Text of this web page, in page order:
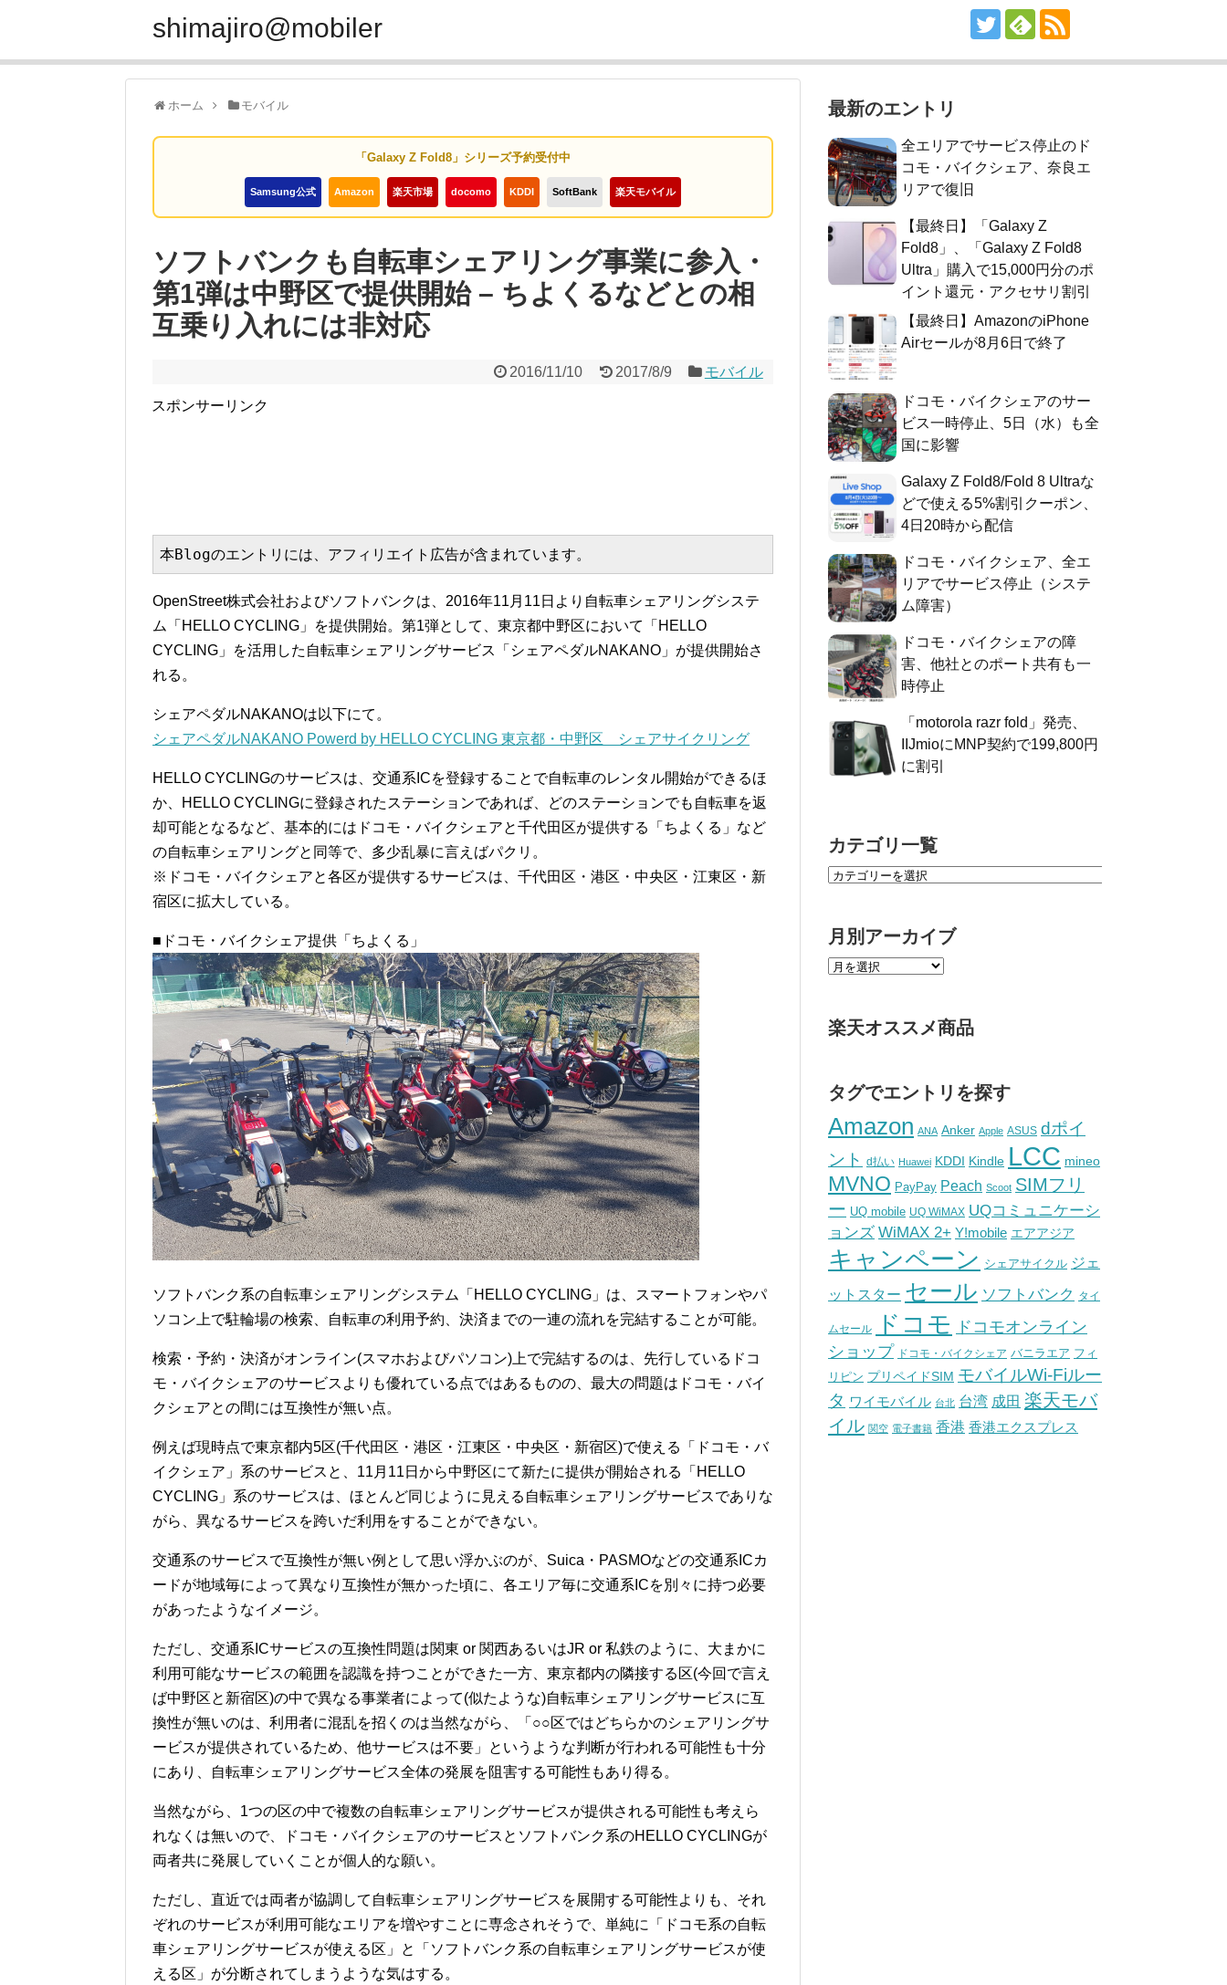
shimajiro@mobiler
ホーム モバイル
「Galaxy Z Fold8」シリーズ予約受付中
Samsung公式 Amazon 楽天市場 docomo KDDI SoftBank 楽天モバイル
ソフトバンクも自転車シェアリング事業に参入・
第1弾は中野区で提供開始 – ちよくるなどとの相
互乗り入れには非対応
2016/11/10 2017/8/9 モバイル
スポンサーリンク
本Blogのエントリには、アフィリエイト広告が含まれています。
OpenStreet株式会社およびソフトバンクは、2016年11月11日より自転車シェアリングシステ
ム「HELLO CYCLING」を提供開始。第1弾として、東京都中野区において「HELLO
CYCLING」を活用した自転車シェアリングサービス「シェアペダルNAKANO」が提供開始さ
れる。
シェアペダルNAKANOは以下にて。
シェアペダルNAKANO Powerd by HELLO CYCLING 東京都・中野区 シェアサイクリング
HELLO CYCLINGのサービスは、交通系ICを登録することで自転車のレンタル開始ができるほ
か、HELLO CYCLINGに登録されたステーションであれば、どのステーションでも自転車を返
却可能となるなど、基本的にはドコモ・バイクシェアと千代田区が提供する「ちよくる」など
の自転車シェアリングと同等で、多少乱暴に言えばパクリ。
※ドコモ・バイクシェアと各区が提供するサービスは、千代田区・港区・中央区・江東区・新
宿区に拡大している。
■ドコモ・バイクシェア提供「ちよくる」
ソフトバンク系の自転車シェアリングシステム「HELLO CYCLING」は、スマートフォンやパ
ソコン上で駐輪場の検索、自転車の利用予約、決済までの一連の流れを完結することが可能。
検索・予約・決済がオンライン(スマホおよびパソコン)上で完結するのは、先行しているドコ
モ・バイクシェアのサービスよりも優れている点ではあるものの、最大の問題はドコモ・バイ
クシェアとの間には互換性が無い点。
例えば現時点で東京都内5区(千代田区・港区・江東区・中央区・新宿区)で使える「ドコモ・バ
イクシェア」系のサービスと、11月11日から中野区にて新たに提供が開始される「HELLO
CYCLING」系のサービスは、ほとんど同じように見える自転車シェアリングサービスでありな
がら、異なるサービスを跨いだ利用をすることができない。
交通系のサービスで互換性が無い例として思い浮かぶのが、Suica・PASMOなどの交通系ICカ
ードが地域毎によって異なり互換性が無かった頃に、各エリア毎に交通系ICを別々に持つ必要
があったようなイメージ。
ただし、交通系ICサービスの互換性問題は関東 or 関西あるいはJR or 私鉄のように、大まかに
利用可能なサービスの範囲を認識を持つことができた一方、東京都内の隣接する区(今回で言え
ば中野区と新宿区)の中で異なる事業者によって(似たような)自転車シェアリングサービスに互
換性が無いのは、利用者に混乱を招くのは当然ながら、「○○区ではどちらかのシェアリングサ
ービスが提供されているため、他サービスは不要」というような判断が行われる可能性も十分
にあり、自転車シェアリングサービス全体の発展を阻害する可能性もあり得る。
当然ながら、1つの区の中で複数の自転車シェアリングサービスが提供される可能性も考えら
れなくは無いので、ドコモ・バイクシェアのサービスとソフトバンク系のHELLO CYCLINGが
両者共に発展していくことが個人的な願い。
ただし、直近では両者が協調して自転車シェアリングサービスを展開する可能性よりも、それ
ぞれのサービスが利用可能なエリアを増やすことに専念されそうで、単純に「ドコモ系の自転
車シェアリングサービスが使える区」と「ソフトバンク系の自転車シェアリングサービスが使
える区」が分断されてしまうような気はする。
最新のエントリ
全エリアでサービス停止のド
コモ・バイクシェア、奈良エ
リアで復旧
【最終日】「Galaxy Z
Fold8」、「Galaxy Z Fold8
Ultra」購入で15,000円分のポ
イント還元・アクセサリ割引
【最終日】AmazonのiPhone
Airセールが8月6日で終了
ドコモ・バイクシェアのサー
ビス一時停止、5日（水）も全
国に影響
Galaxy Z Fold8/Fold 8 Ultraな
どで使える5%割引クーポン、
4日20時から配信
ドコモ・バイクシェア、全エ
リアでサービス停止（システ
ム障害）
ドコモ・バイクシェアの障
害、他社とのポート共有も一
時停止
「motorola razr fold」発売、
IIJmioにMNP契約で199,800円
に割引
カテゴリ一覧
月別アーカイブ
楽天オススメ商品
タグでエントリを探す
Amazon ANA Anker Apple ASUS dポイ
ント
d払い Huawei KDDI Kindle LCC mineo
MVNO PayPay Peach Scoot SIMフリ
ー UQ mobile UQ WiMAX UQコミュニケーシ
ョンズ WiMAX 2+ Y!mobile エアアジア
キャンペーン シェアサイクル ジェ
ットスター セール ソフトバンク タイ
ムセール ドコモ
ドコモオンライン
ショップ ドコモ・バイクシェア バニラエア フィ
リピン プリペイドSIM モバイルWi-Fiルー
タ ワイモバイル 台北 台湾 成田 楽天モバ
イル 関空 電子書籍 香港 香港エクスプレス